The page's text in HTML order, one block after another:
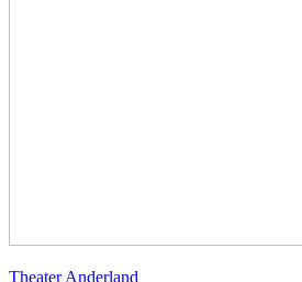
Theater Anderland